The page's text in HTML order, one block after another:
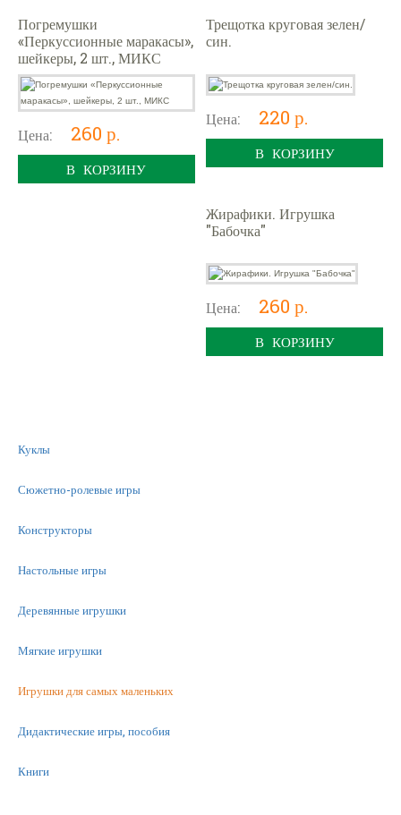
Погремушки
«Перкуссионные маракасы»,
шейкеры, 2 шт., МИКС
Цена: 260 р.
В КОРЗИНУ
Трещотка круговая зелен/
син.
Цена: 220 р.
В КОРЗИНУ
Жирафики. Игрушка
"Бабочка"
Цена: 260 р.
В КОРЗИНУ
Куклы
Сюжетно-ролевые игры
Конструкторы
Настольные игры
Деревянные игрушки
Мягкие игрушки
Игрушки для самых маленьких
Дидактические игры, пособия
Книги